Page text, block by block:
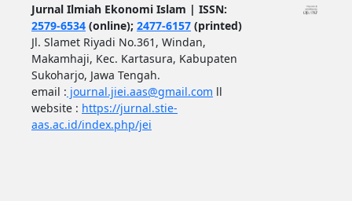
Jurnal Ilmiah Ekonomi Islam | ISSN:
2579-6534(online); 2477-6157(printed)
Jl. Slamet Riyadi No.361, Windan,
Makamhaji, Kec. Kartasura, Kabupaten
Sukoharjo, Jawa Tengah.
email : journal.jiei.aas@gmail.com ll
website : https://jurnal.stie-
aas.ac.id/index.php/jei